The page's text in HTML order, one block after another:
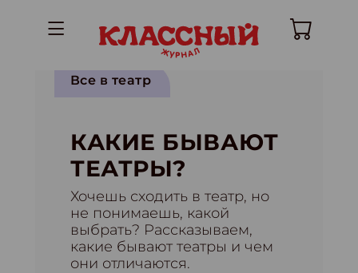
Все в театр
КАКИЕ БЫВАЮТ
ТЕАТРЫ?
Хочешь сходить в театр, но
не понимаешь, какой
выбрать? Рассказываем,
какие бывают театры и чем
они отличаются.